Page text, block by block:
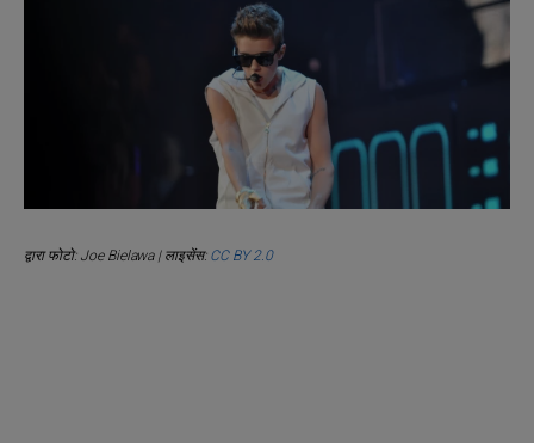
द्वारा फोटो: Joe Bielawa | लाइसेंस:CC BY 2.0